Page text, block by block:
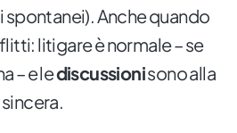
Anche quando
litigare è normale – se
– e lediscussionisono alla